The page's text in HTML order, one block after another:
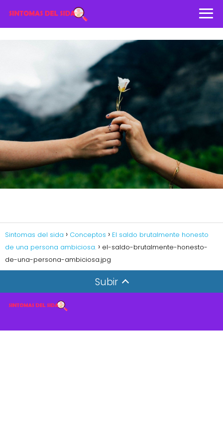
Sintomas del sida Conceptos
El saldo brutalmente honesto
de una persona ambiciosa.
el-saldo-brutalmente-honesto-
de-una-persona-ambiciosa.jpg
Subir